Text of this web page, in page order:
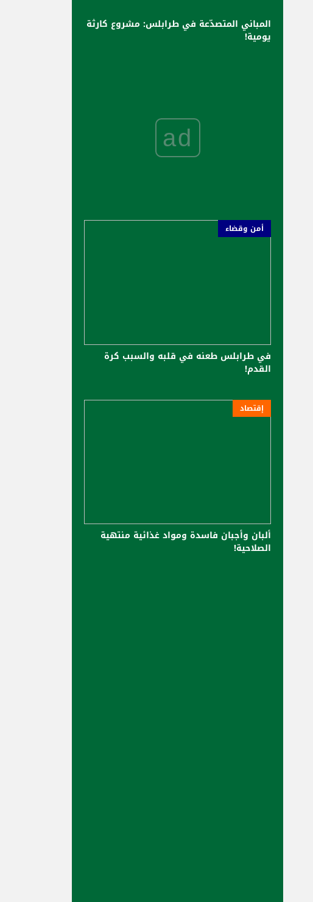
المباني المتصدّعة في طرابلس: مشروع كارثة
يومية!
ad
أمن وقضاء
في طرابلس طعنه في قلبه والسبب كرة
القدم!
إقتصاد
ألبان وأجبان فاسدة ومواد غذائية منتهية
الصلاحية!